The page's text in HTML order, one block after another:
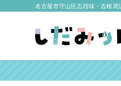
名古屋市守山区志段味・吉根